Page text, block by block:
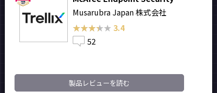
Musarubra Japan 株式会社
★★★★★
★★★★★ 3.4
52
製品レビューを読む